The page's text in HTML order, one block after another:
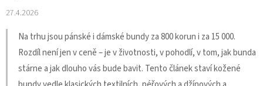
27.4.2026
Na trhu jsou pánské i dámské bundy za 800 korun i za 15 000.
Rozdíl není jen v ceně – je v životnosti, v pohodlí, v tom, jak bunda
stárne a jak dlouho vás bude bavit. Tento článek staví kožené